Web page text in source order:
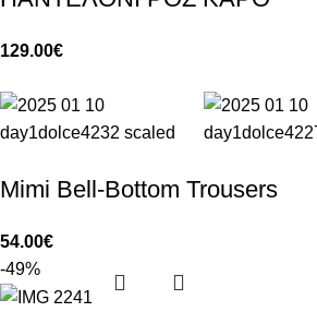
129.00€
Mimi Bell-Bottom Trousers
54.00€
-49%